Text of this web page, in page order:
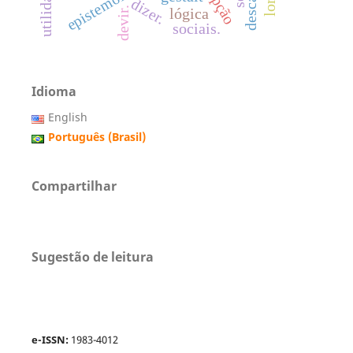
lógica
dizer.
sociais.
devir.
Idioma
English
Português (Brasil)
Compartilhar
Sugestão de leitura
e-ISSN: 1983-4012